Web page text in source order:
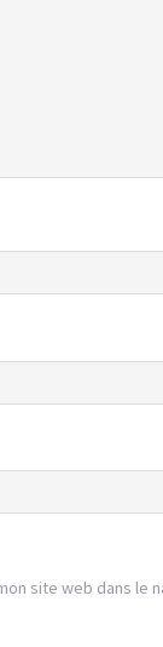
site web dans le